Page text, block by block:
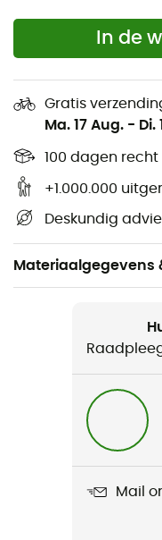
In de
Gratis
Ma. 17 Aug. - Di.
100 dagen
+1.000.000
Deskundig
Materiaalgegevens
Heren / Dames
Mail